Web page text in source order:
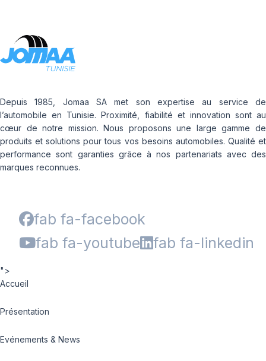
Depuis 1985, Jomaa SA met son expertise au service de
l’automobile en Tunisie. Proximité, fiabilité et innovation sont au
cœur de notre mission. Nous proposons une large gamme de
produits et solutions pour tous vos besoins automobiles. Qualité et
performance sont garanties grâce à nos partenariats avec des
marques reconnues.
fab fa-facebook
fab fa-youtube
fab fa-linkedin
">
Accueil
Présentation
Evénements & News